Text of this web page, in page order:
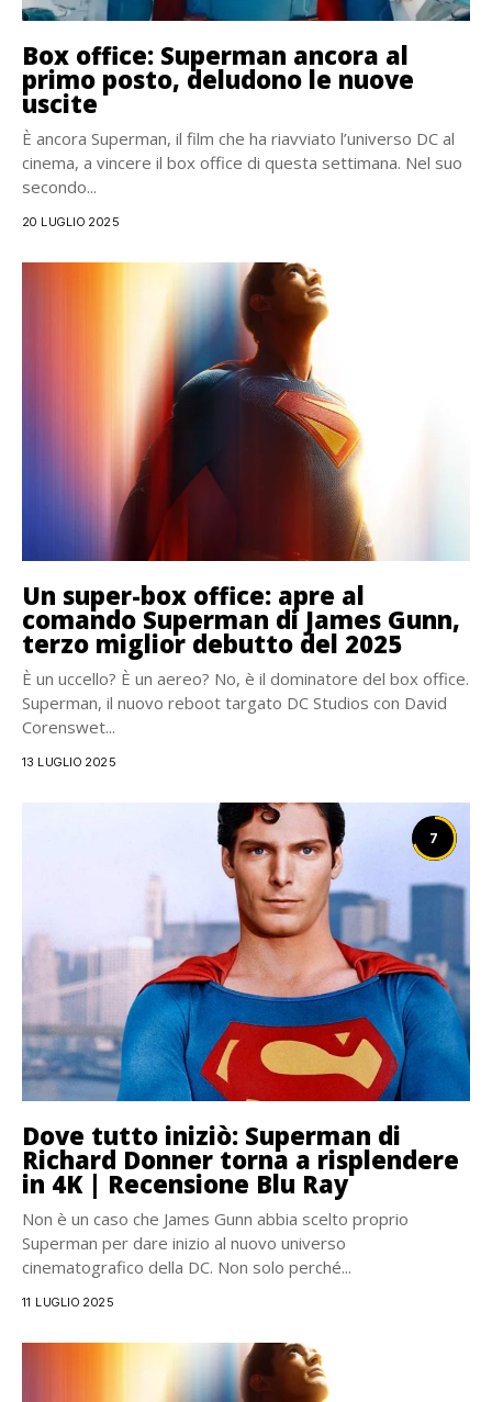
Box office: Superman ancora al
primo posto, deludono le nuove
uscite
È ancora Superman, il film che ha riavviato l’universo DC al
cinema, a vincere il box office di questa settimana. Nel suo
secondo...
20 LUGLIO 2025
Un super-box office: apre al
comando Superman di James Gunn,
terzo miglior debutto del 2025
È un uccello? È un aereo? No, è il dominatore del box office.
Superman, il nuovo reboot targato DC Studios con David
Corenswet...
13 LUGLIO 2025
7
Dove tutto iniziò: Superman di
Richard Donner torna a risplendere
in 4K | Recensione Blu Ray
Non è un caso che James Gunn abbia scelto proprio
Superman per dare inizio al nuovo universo
cinematografico della DC. Non solo perché...
11 LUGLIO 2025